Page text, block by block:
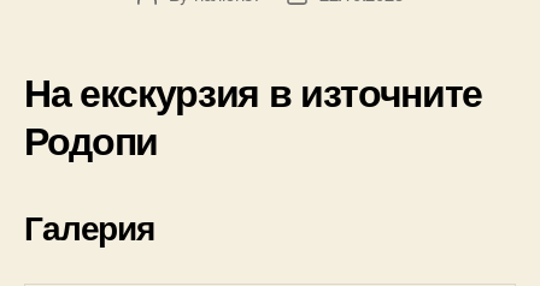
На екскурзия в източните
Родопи
Галерия